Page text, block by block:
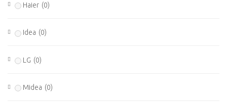
Haier (0)
Idea (0)
LG (0)
Midea (0)